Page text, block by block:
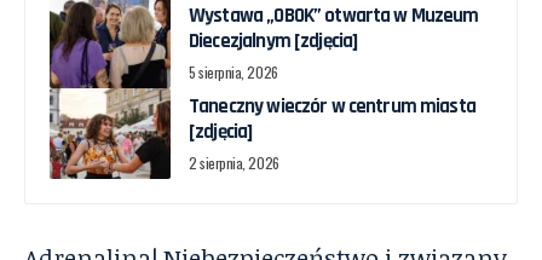
Wystawa „OBOK” otwarta w Muzeum
Diecezjalnym [zdjęcia]
5 sierpnia, 2026
Taneczny wieczór w centrum miasta
[zdjęcia]
2 sierpnia, 2026